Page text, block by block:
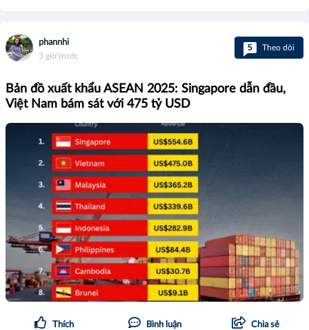
phannhi
3 giờ trước
5 Theo dõi
Bản đồ xuất khẩu ASEAN 2025: Singapore dẫn đầu,
Việt Nam bám sát với 475 tỷ USD
Thích Bình luận Chia sẻ